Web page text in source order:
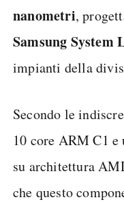
nanometri,
Samsung System
impianti della
Secondo le
10 core ARM C1 e
su architettura
che questo